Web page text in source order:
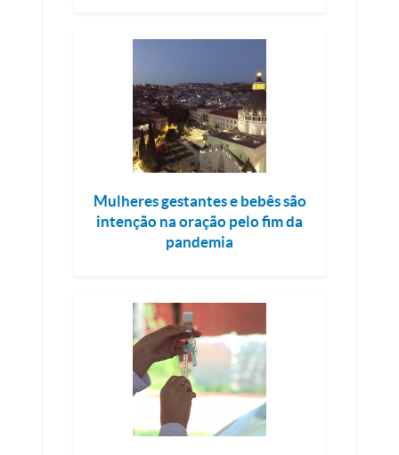
Mulheres gestantes e bebês são
intenção na oração pelo fim da
pandemia